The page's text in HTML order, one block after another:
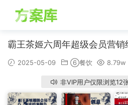
霸王茶姬六周年超级会员营销
2025-05-09 ⑥餐饮 8.79w
非VIP用户仅限浏览12